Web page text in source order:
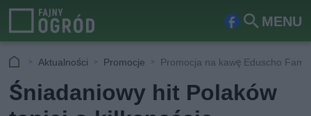
MENU
Fa
ook
Szu
kaj
Aktualności Promocje Promocja na kawę Eduscho
Śniadaniowy hit Polaków